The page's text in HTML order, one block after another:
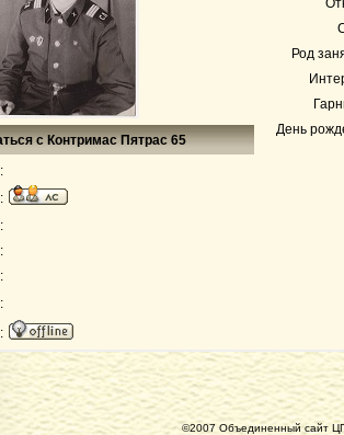
Род
День
с Контримас Пятрас 65
©2007 Объединенный сайт